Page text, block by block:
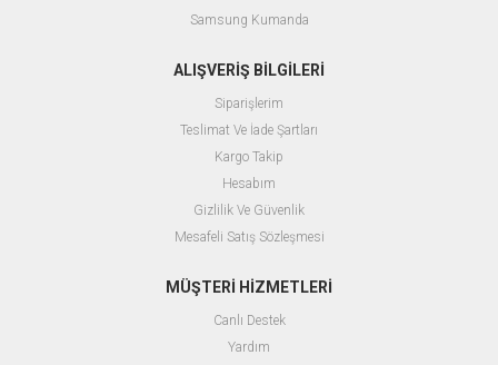
Samsung Kumanda
ALIŞVERİŞ BİLGİLERİ
Siparişlerim
Teslimat Ve İade Şartları
Kargo Takip
Hesabım
Gizlilik Ve Güvenlik
Mesafeli Satış Sözleşmesi
MÜŞTERİ HİZMETLERİ
Canlı Destek
Yardım